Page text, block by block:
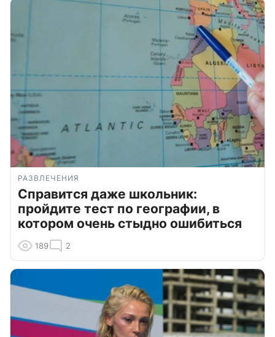
РАЗВЛЕЧЕНИЯ
Справится даже школьник:
пройдите тест по географии, в
котором очень стыдно ошибиться
189 2